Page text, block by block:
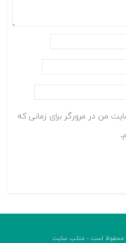
من در مرورگر برای زمانی که
محفوظ است - متلب سایت